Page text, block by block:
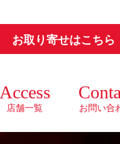
お取り寄せはこちら
Access
店舗一覧 お問い合